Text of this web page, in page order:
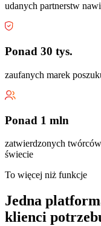
udanych partnerstw
Ponad 30 tys.
zaufanych marek
Ponad 1 mln
zatwierdzonych
świecie
To więcej niż funkcje
Jedna
klienci